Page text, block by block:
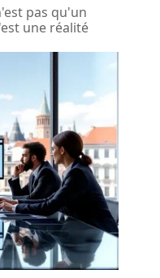
pas qu'un
une réalité